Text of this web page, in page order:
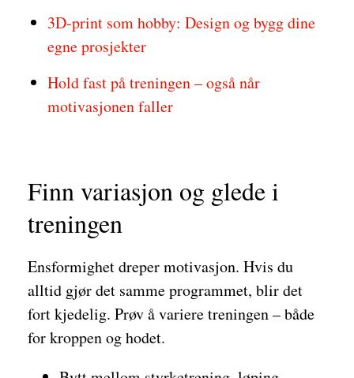
3D-print som hobby: Design og bygg dine
egne prosjekter
Hold fast på treningen – også når
motivasjonen faller
Finn variasjon og glede i
treningen
Ensformighet dreper motivasjon. Hvis du
alltid gjør det samme programmet, blir det
fort kjedelig. Prøv å variere treningen – både
for kroppen og hodet.